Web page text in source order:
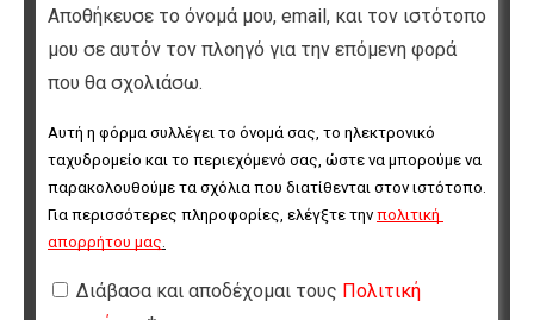
Αποθήκευσε το όνομά μου, email, και τον ιστότοπο
μου σε αυτόν τον πλοηγό για την επόμενη φορά
που θα σχολιάσω.
Αυτή η φόρμα συλλέγει το όνομά σας, το ηλεκτρονικό
ταχυδρομείο και το περιεχόμενό σας, ώστε να μπορούμε να
παρακολουθούμε τα σχόλια που διατίθενται στον ιστότοπο.
Για περισσότερες πληροφορίες, ελέγξτε την πολιτική
απορρήτου μας.
Διάβασα και αποδέχομαι τους Πολιτική